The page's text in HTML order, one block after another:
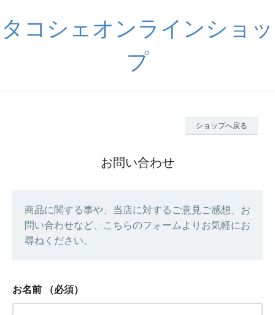
タコシェオンラインショッ
プ
ショップへ戻る
お問い合わせ
商品に関する事や、当店に対するご意見ご感想、お
問い合わせなど、こちらのフォームよりお気軽にお
尋ねください。
お名前 （必須）